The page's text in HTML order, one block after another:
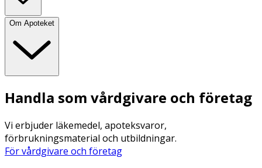
Om Apoteket
Handla som vårdgivare och företag
Vi erbjuder läkemedel, apoteksvaror,
förbrukningsmaterial och utbildningar.
För vårdgivare och företag